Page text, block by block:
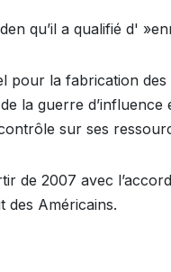
qu’il a qualifié d'
pour la fabrication
la guerre d’influence
sur ses
de 2007 avec
des Américains.